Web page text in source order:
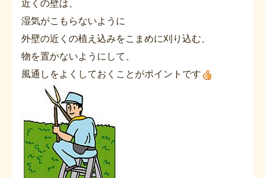
近くの壁は、
湿気がこもらないように
外壁の近くの植え込みをこまめに刈り込む、
物を置かないようにして、
風通しをよくしておくことがポイントです